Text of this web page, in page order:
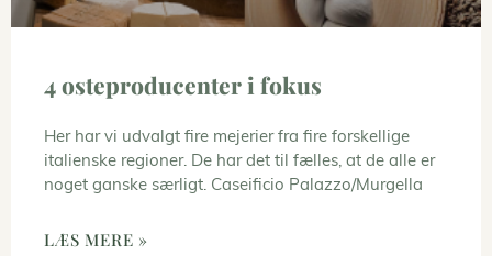
4 osteproducenter i fokus
Her har vi udvalgt fire mejerier fra fire forskellige
italienske regioner. De har det til fælles, at de alle er
noget ganske særligt. Caseificio Palazzo/Murgella
LÆS MERE »